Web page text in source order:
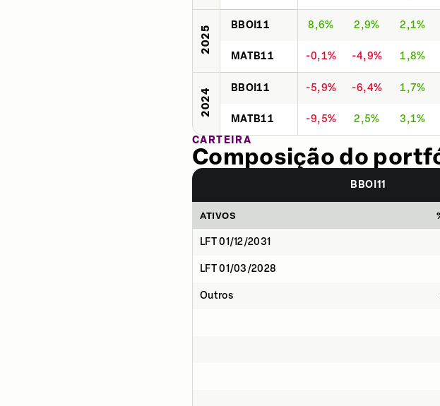
2025 BBOI11 8,6% 2,9% 2,1%
MATB11 -0,1% -4,9% 1,8%
2024 BBOI11 -5,9% -6,4% 1,7%
MATB11 -9,5% 2,5% 3,1%
CARTEIRA
Composição do
BBOI11
ATIVOS
LFT 01/12/2031
LFT 01/03/2028
Outros